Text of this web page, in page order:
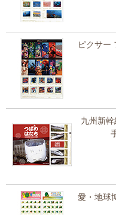
ピクサー
九州新
愛・地球